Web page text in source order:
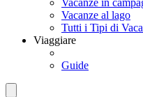
Vacanze in
Vacanze al lago
Tutti i Tipi di
Viaggiare
Guide